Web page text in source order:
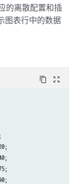
的离散配置和插
图表行中的数据
content_copy zoom_out_map